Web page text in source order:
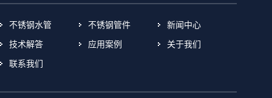
不锈钢水管 不锈钢管件
新闻中心
技术解答
应用案例
关于我们
联系我们